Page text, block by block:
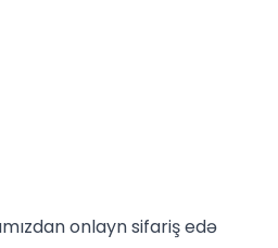
onlayn sifariş edə